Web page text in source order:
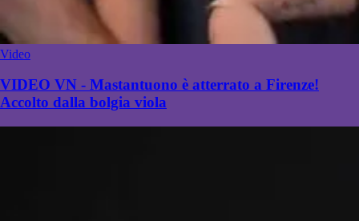
Video
VIDEO VN - Mastantuono è atterrato a Firenze!
Accolto dalla bolgia viola